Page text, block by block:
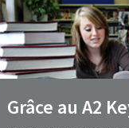
Grâce au A2